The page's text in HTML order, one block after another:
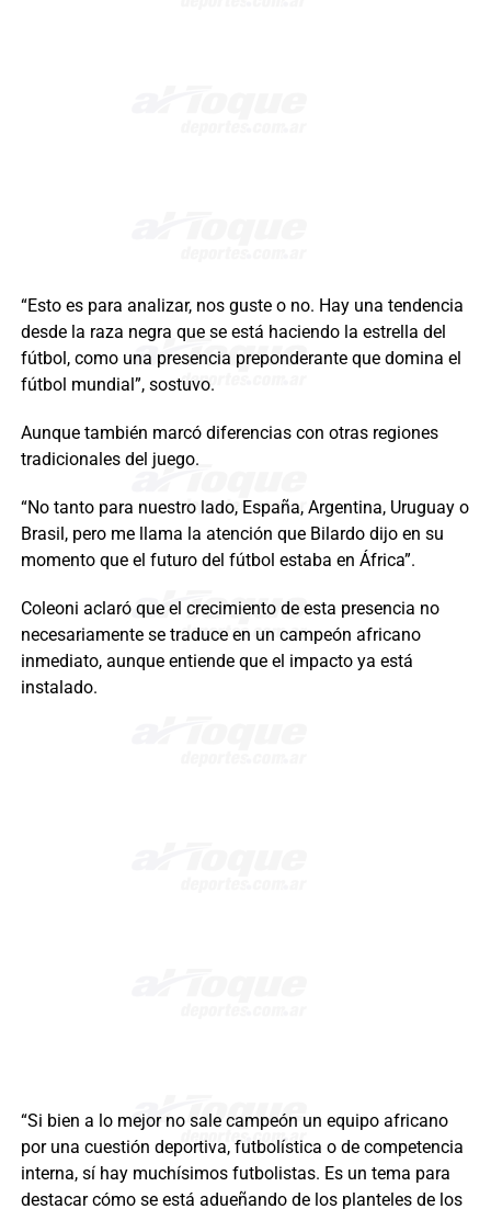
“Esto es para analizar, nos guste o no. Hay una tendencia
desde la raza negra que se está haciendo la estrella del
fútbol, como una presencia preponderante que domina el
fútbol mundial”, sostuvo.
Aunque también marcó diferencias con otras regiones
tradicionales del juego.
“No tanto para nuestro lado, España, Argentina, Uruguay o
Brasil, pero me llama la atención que Bilardo dijo en su
momento que el futuro del fútbol estaba en África”.
Coleoni aclaró que el crecimiento de esta presencia no
necesariamente se traduce en un campeón africano
inmediato, aunque entiende que el impacto ya está
instalado.
“Si bien a lo mejor no sale campeón un equipo africano
por una cuestión deportiva, futbolística o de competencia
interna, sí hay muchísimos futbolistas. Es un tema para
destacar cómo se está adueñando de los planteles de los